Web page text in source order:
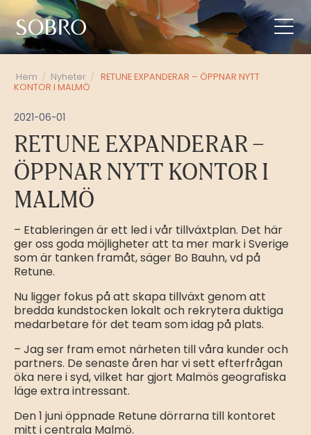
Hem / Nyheter / RETUNE EXPANDERAR – ÖPPNAR NYTT
KONTOR I MALMÖ
2021-06-01
RETUNE EXPANDERAR –
ÖPPNAR NYTT KONTOR I
MALMÖ
– Etableringen är ett led i vår tillväxtplan. Det här
ger oss goda möjligheter att ta mer mark i Sverige
som är tanken framåt, säger Bo Bauhn, vd på
Retune.
Nu ligger fokus på att skapa tillväxt genom att
bredda kundstocken lokalt och rekrytera duktiga
medarbetare för det team som idag på plats.
– Jag ser fram emot närheten till våra kunder och
partners. De senaste åren har vi sett efterfrågan
öka nere i syd, vilket har gjort Malmös geografiska
läge extra intressant.
Den 1 juni öppnade Retune dörrarna till kontoret
mitt i centrala Malmö.